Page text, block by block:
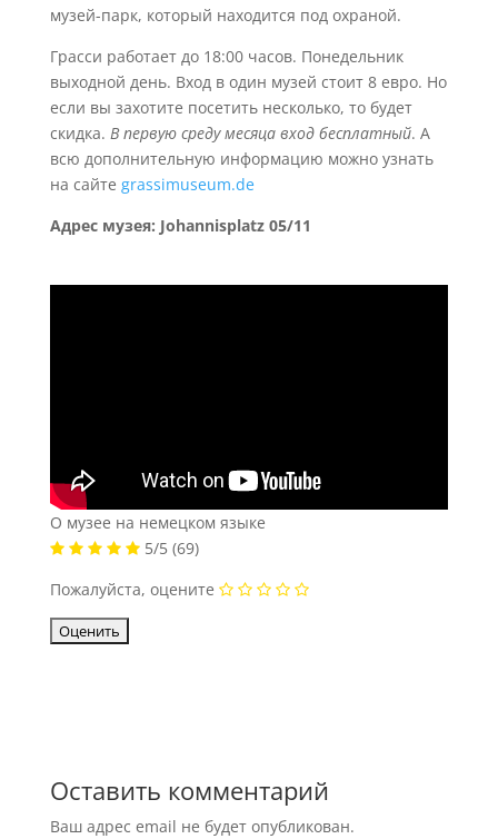
музей-парк, который находится под охраной.
Грасси работает до 18:00 часов. Понедельник
выходной день. Вход в один музей стоит 8 евро. Но
если вы захотите посетить несколько, то будет
скидка. В первую среду месяца вход бесплатный. А
всю дополнительную информацию можно узнать
на сайте grassimuseum.de
Адрес музея: Johannisplatz 05/11
О музее на немецком языке
5/5 (69)
Пожалуйста, оцените
Оставить комментарий
Ваш адрес email не будет опубликован.